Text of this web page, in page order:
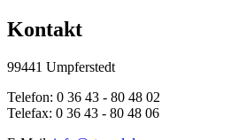
Kontakt
99441 Umpferstedt
Telefon: 0 36 43 - 80 48 02
Telefax: 0 36 43 - 80 48 06